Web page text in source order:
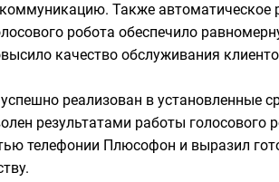
Также автоматическое
робота обеспечило
качество обслуживания
реализован в установленные
результатами работы голосового
телефонии Плюсофон и выразил